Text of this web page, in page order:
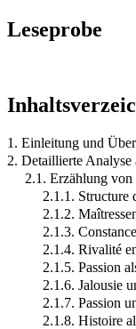
Leseprobe
1. Einleitung und
2. Detaillierte Analyse
2.1. Erzählung
2.1.1. Structure
2.1.2.
2.1.3.
2.1.4. Rivalité
2.1.5. Passion
2.1.6. Jalousie
2.1.7. Passion
2.1.8. Histoire